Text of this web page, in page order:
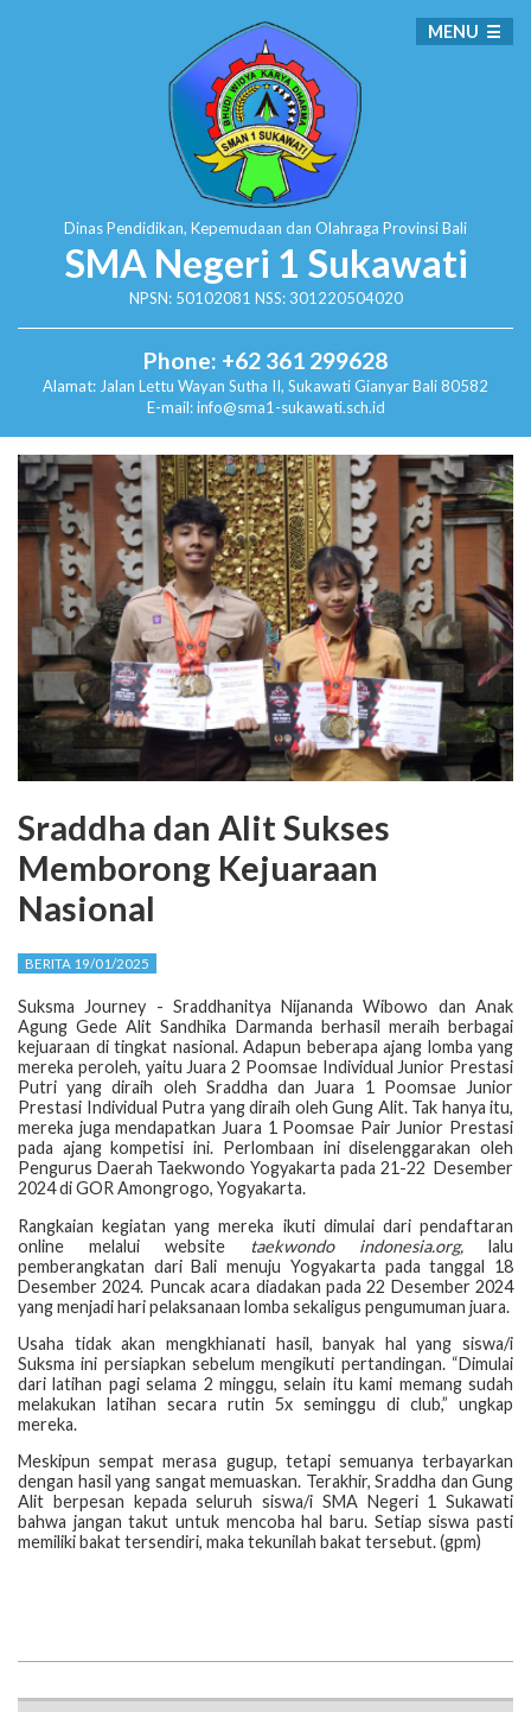
Dinas Pendidikan, Kepemudaan dan Olahraga Provinsi Bali
SMA Negeri 1 Sukawati
NPSN: 50102081 NSS: 301220504020
Phone: +62 361 299628
Alamat: Jalan Lettu Wayan Sutha II, SukawatiGianyar Bali 80582
E-mail: info@sma1-sukawati.sch.id
MENU
Sraddha dan Alit Sukses
Memborong Kejuaraan
Nasional
BERITA 19/01/2025
Suksma Journey - Sraddhanitya Nijananda Wibowo dan Anak
Agung Gede Alit Sandhika Darmanda berhasil meraih berbagai
kejuaraan di tingkat nasional. Adapun beberapa ajang lomba yang
mereka peroleh, yaitu Juara 2 Poomsae Individual Junior Prestasi
Putri yang diraih oleh Sraddha dan Juara 1 Poomsae Junior
Prestasi Individual Putra yang diraih oleh Gung Alit. Tak hanya itu,
mereka juga mendapatkan Juara 1 Poomsae Pair Junior Prestasi
pada ajang kompetisi ini. Perlombaan ini diselenggarakan oleh
Pengurus Daerah Taekwondo Yogyakarta pada 21-22 Desember
2024 di GOR Amongrogo, Yogyakarta.
Rangkaian kegiatan yang mereka ikuti dimulai dari pendaftaran
online melalui website taekwondo indonesia.org, lalu
pemberangkatan dari Bali menuju Yogyakarta pada tanggal 18
Desember 2024. Puncak acara diadakan pada 22 Desember 2024
yang menjadi hari pelaksanaan lomba sekaligus pengumuman juara.
Usaha tidak akan mengkhianati hasil, banyak hal yang siswa/i
Suksma ini persiapkan sebelum mengikuti pertandingan. “Dimulai
dari latihan pagi selama 2 minggu, selain itu kami memang sudah
melakukan latihan secara rutin 5x seminggu di club,” ungkap
mereka.
Meskipun sempat merasa gugup, tetapi semuanya terbayarkan
dengan hasil yang sangat memuaskan. Terakhir, Sraddha dan Gung
Alit berpesan kepada seluruh siswa/i SMA Negeri 1 Sukawati
bahwa jangan takut untuk mencoba hal baru. Setiap siswa pasti
memiliki bakat tersendiri, maka tekunilah bakat tersebut. (gpm)